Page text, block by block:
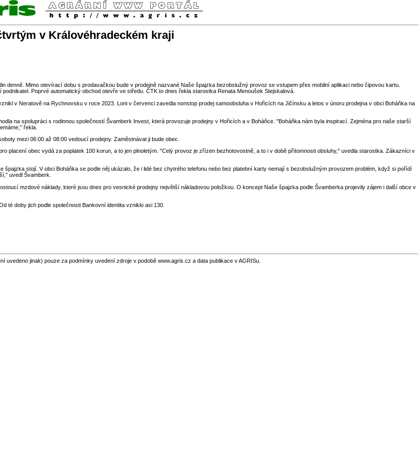
v Královéhradeckém kraji
denně. Mimo otevírací dobu s prodavačkou bude v prodejně nazvané Naše špajzka bezobslužný provoz se vstupem přes mobilní aplikaci nebo čipovou kartu.
Poprvé automatický obchod otevře ve středu. ČTK to dnes řekla starostka Renata Menoušek Stejskalová.
v Neratově na Rychnovsku v roce 2023. Loni v červenci zavedla nonstop prodej samoobsluha v Hořicích na Jičínsku a letos v únoru prodejna v obci Boháňka na
na spolupráci s rodinnou společností Švamberk Invest, která provozuje prodejny v Hořicích a v Boháňce. "Boháňka nám byla inspirací. Zejména pro naše starší
řekla.
mezi 06:00 až 08:00 vedoucí prodejny. Zaměstnávat ji bude obec.
placení obec vydá za poplatek 100 korun, a to jen plnoletým. "Celý provoz je zřízen bezhotovostně, a to i v době přítomnosti obsluhy," uvedla starostka. Zákazníci v
stojí. V obci Boháňka se podle něj ukázalo, že i lidé bez chytrého telefonu nebo bez platební karty nemají s bezobslužným provozem problém, když si pořídí
uvedl Švamberk.
mzdové náklady, které jsou dnes pro vesnické prodejny největší nákladovou položkou. O koncept Naše špajzka podle Švamberka projevily zájem i další obce v
té doby jich podle společnosti Bankovní identita vzniklo asi 130.
jinak) pouze za podmínky uvedení zdroje v podobě www.agris.cz a data publikace v AGRISu.